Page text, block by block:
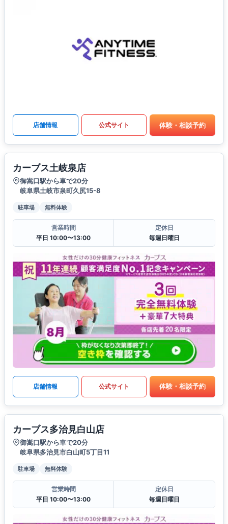
店舗情報 公式サイト 体験・相談予約
カーブス土岐泉店
御嵩口駅から車で20分
岐阜県土岐市泉町久尻15-8
駐車場 無料体験
営業時間
平日 10:00〜13:00
定休日
毎週日曜日
店舗情報 公式サイト 体験・相談予約
カーブス多治見白山店
御嵩口駅から車で20分
岐阜県多治見市白山町5丁目11
駐車場 無料体験
営業時間
平日 10:00〜13:00
定休日
毎週日曜日